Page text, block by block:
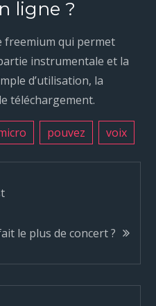
ligne ?
freemium qui permet
instrumentale et la
d’utilisation, la
téléchargement.
pouvez voix
le plus de concert ?